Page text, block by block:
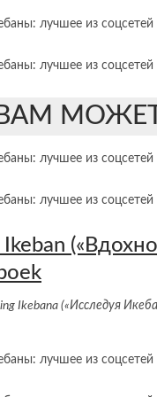
Ikebana («Исследуя